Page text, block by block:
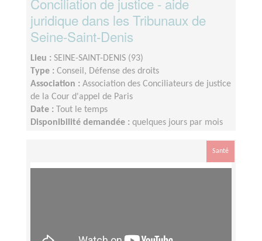
juridique dans les Tribunaux de
Seine-Saint-Denis
Lieu : SEINE-SAINT-DENIS (93)
Type : Conseil, Défense des droits
Association : Association des Conciliateurs de justice
de la Cour d'appel de Paris
Date :
Tout le temps
Disponibilité demandée : quelques jours par mois
Santé